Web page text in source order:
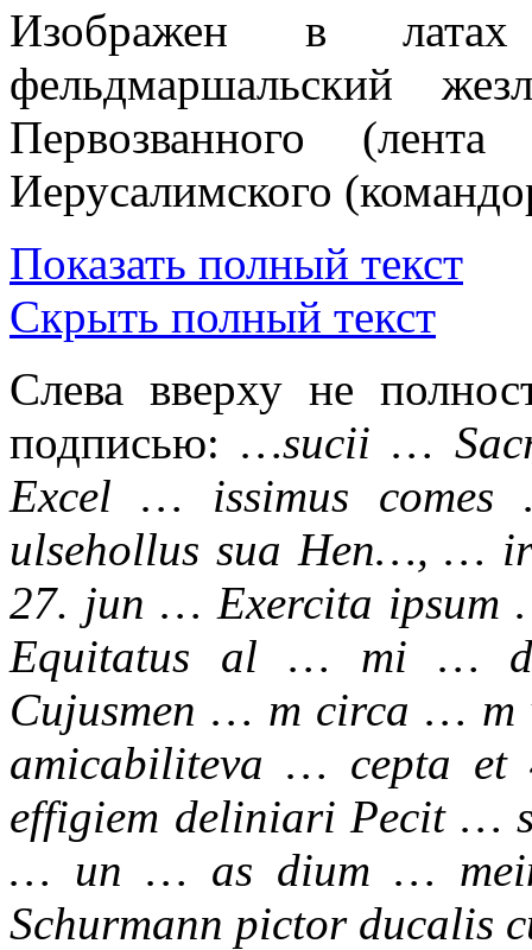
Изображен в
фельдмаршальский
Первозванного
Иерусалимского
Показать полный текст
Скрыть полный текст
Слева вверху не
подписью: …sucii …
Excel … issimus
ulsehollus sua Hen…, …
27. jun … Exercita
Equitatus al … mi …
Cujusmen … m circa …
amicabiliteva … cepta
effigiem deliniari Pecit …
… un … as dium …
Schurmann pictor ducalis